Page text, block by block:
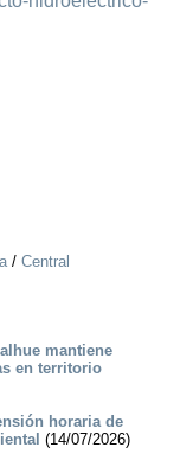
/ Central
mantiene
en territorio
horaria de
(14/07/2026)